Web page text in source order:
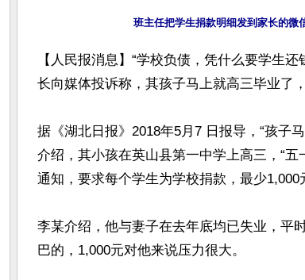
【人民报消息】“学校负债，凭什么要学生
长向媒体投诉称，其孩子马上就高三毕业了
据《湖北日报》2018年5月7 日报导，“孩子
介绍，其小孩在英山县第一中学上高三，“
通知，要求每个学生为学校捐款，最少1,000
李某介绍，他与妻子在去年底均已失业，平
巴的，1,000元对他来说压力很大。